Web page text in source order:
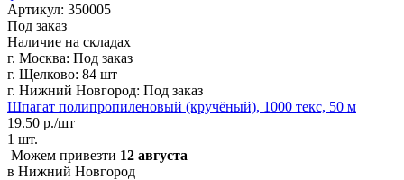
Артикул: 350005
Под заказ
Наличие на складах
г. Москва: Под заказ
г. Щелково: 84 шт
г. Нижний Новгород: Под заказ
Шпагат полипропиленовый (кручёный), 1000 текс, 50 м
19.50 р./шт
1 шт.
Можем привезти 12 августа
в Нижний Новгород